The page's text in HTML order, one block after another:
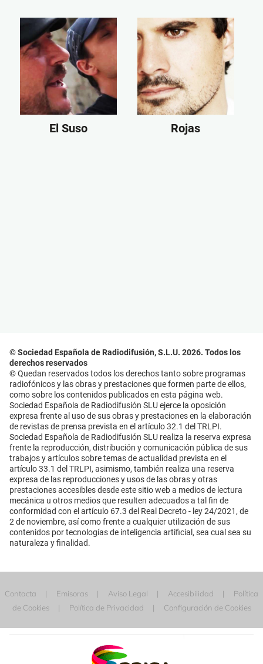
El Suso Rojas
© Sociedad Española de Radiodifusión, S.L.U. 2026. Todos los
derechos reservados
© Quedan reservados todos los derechos tanto sobre programas
radiofónicos y las obras y prestaciones que formen parte de ellos,
como sobre los contenidos publicados en esta página web.
Sociedad Española de Radiodifusión SLU ejerce la oposición
expresa frente al uso de sus obras y prestaciones en la elaboración
de revistas de prensa prevista en el artículo 32.1 del TRLPI.
Sociedad Española de Radiodifusión SLU realiza la reserva expresa
frente la reproducción, distribución y comunicación pública de sus
trabajos y artículos sobre temas de actualidad prevista en el
artículo 33.1 del TRLPI, asimismo, también realiza una reserva
expresa de las reproducciones y usos de las obras y otras
prestaciones accesibles desde este sitio web a medios de lectura
mecánica u otros medios que resulten adecuados a tal fin de
conformidad con el artículo 67.3 del Real Decreto - ley 24/2021, de
2 de noviembre, así como frente a cualquier utilización de sus
contenidos por tecnologías de inteligencia artificial, sea cual sea su
naturaleza y finalidad.
Contacta Emisoras Aviso Legal Accesibilidad
Política
de Cookies
Política de Privacidad Configuración de Cookies